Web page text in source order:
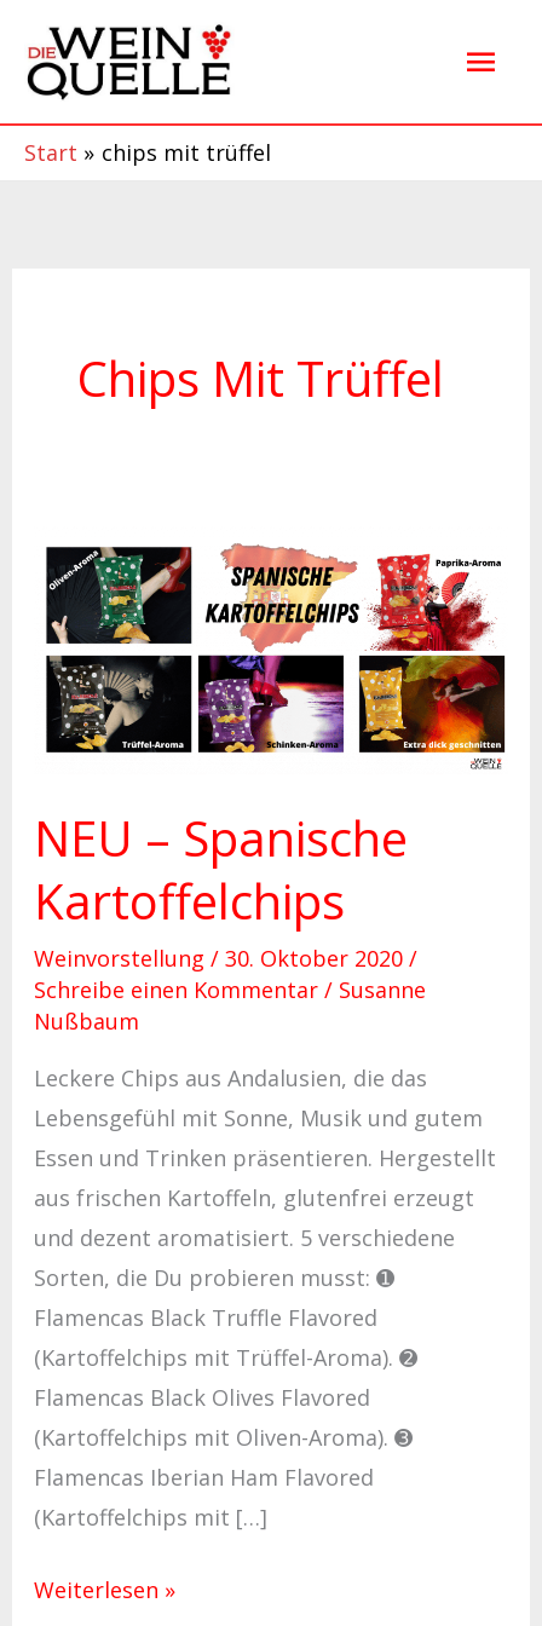
Inhalt
springen
Start chips mit trüffel
Chips Mit Trüffel
NEU – Spanische
Kartoffelchips
Weinvorstellung / 30. Oktober 2020 /
Schreibe einen Kommentar / Susanne
Nußbaum
Leckere Chips aus Andalusien, die das
Lebensgefühl mit Sonne, Musik und gutem
Essen und Trinken präsentieren. Hergestellt
aus frischen Kartoffeln, glutenfrei erzeugt
und dezent aromatisiert. 5 verschiedene
Sorten, die Du probieren musst: ➊
Flamencas Black Truffle Flavored
(Kartoffelchips mit Trüffel-Aroma). ➋
Flamencas Black Olives Flavored
(Kartoffelchips mit Oliven-Aroma). ➌
Flamencas Iberian Ham Flavored
(Kartoffelchips mit […]
NEU
Spanische
Kartoffelchips
Weiterlesen »